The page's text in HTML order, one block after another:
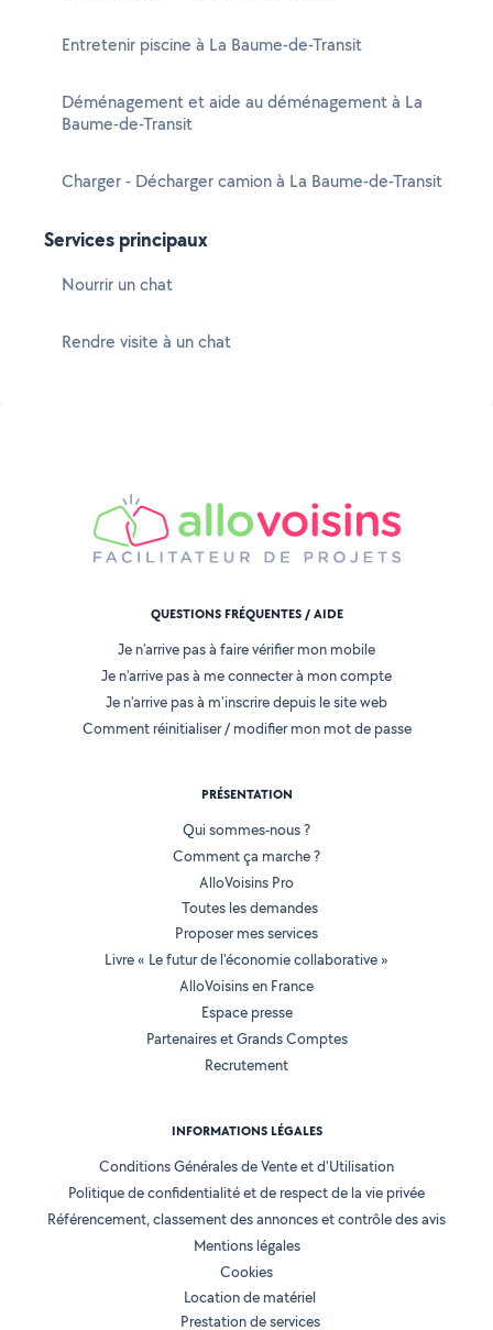
Entretenir piscine à La Baume-de-Transit
Déménagement et aide au déménagement à La
Baume-de-Transit
Charger - Décharger camion à La Baume-de-Transit
Services principaux
Nourrir un chat
Rendre visite à un chat
QUESTIONS FRÉQUENTES / AIDE
Je n'arrive pas à faire vérifier mon mobile
Je n'arrive pas à me connecter à mon compte
Je n'arrive pas à m'inscrire depuis le site web
Comment réinitialiser / modifier mon mot de passe
PRÉSENTATION
Qui sommes-nous ?
Comment ça marche ?
AlloVoisins Pro
Toutes les demandes
Proposer mes services
Livre « Le futur de l'économie collaborative »
AlloVoisins en France
Espace presse
Partenaires et Grands Comptes
Recrutement
INFORMATIONS LÉGALES
Conditions Générales de Vente et d'Utilisation
Politique de confidentialité et de respect de la vie privée
Référencement, classement des annonces et contrôle des avis
Mentions légales
Cookies
Location de matériel
Prestation de services